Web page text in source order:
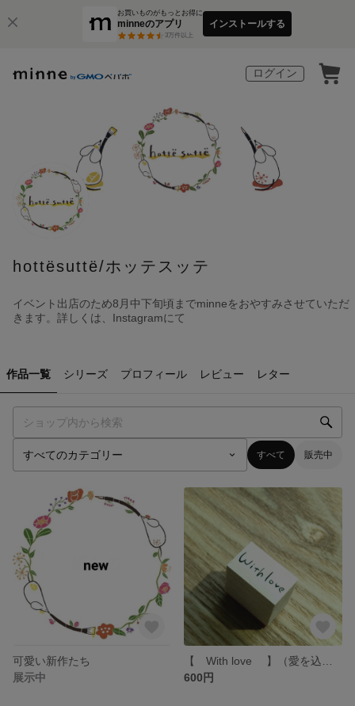
お買いものがもっとお得に
minneのアプリ
3万件以上
インストールする
ログイン
hottësuttë/ホッテスッテ
イベント出店のため8月中下旬頃までminneをおやすみさせていただ
きます。詳しくは、Instagramにて
作品一覧 シリーズ プロフィール レビュー レター
すべて 販売中
可愛い新作たち
展示中
600円